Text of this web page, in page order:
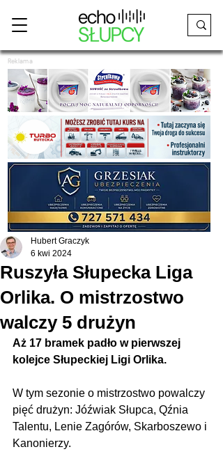
Reklama
Ruszyła Słupecka Liga
Orlika. O mistrzostwo
walczy 5 drużyn
Hubert Graczyk
6 kwi 2024
Aż 17 bramek padło w pierwszej
kolejce Słupeckiej Ligi Orlika.
W tym sezonie o mistrzostwo powalczy
pięć drużyn: Jóźwiak Słupca, Qźnia
Talentu, Lenie Zagórów, Skarboszewo i
Kanonierzy.